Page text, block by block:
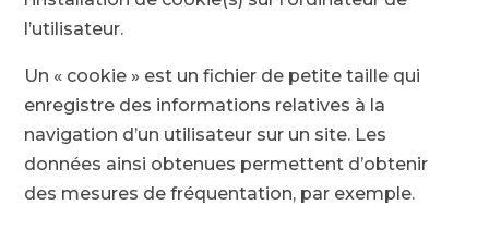
l’utilisateur.
Un « cookie » est un fichier de petite taille qui
enregistre des informations relatives à la
navigation d’un utilisateur sur un site. Les
données ainsi obtenues permettent d’obtenir
des mesures de fréquentation, par exemple.